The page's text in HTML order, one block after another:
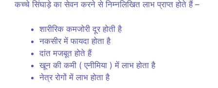
कच्चे सिंघाड़े का सेवन करने से निम्नलिखित लाभ प्राप्त होते हैं –
शारीरिक कमजोरी दूर होती है
नकसीर में फायदा होता है
दांत मजबूत होते हैं
खून की कमी ( एनीमिया ) में लाभ होता है
नेत्र रोगों में लाभ होता है